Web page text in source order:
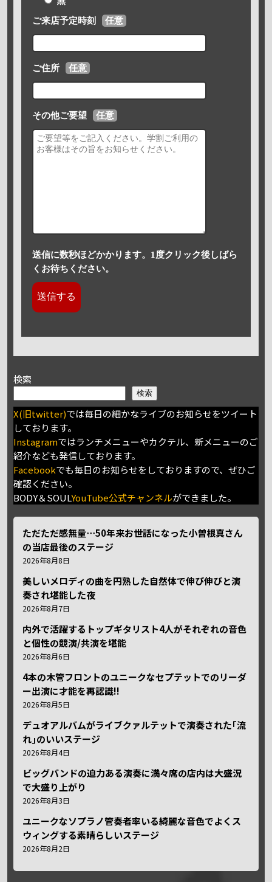
ご来店予定時刻 任意
ご住所 任意
その他ご要望 任意
送信に数秒ほどかかります。1度クリック後しばら
くお待ちください。
検索
検索
X(旧twitter)では毎日の細かなライブのお知らせをツイート
しております。
Instagramではランチメニューやカクテル、新メニューのご
紹介なども発信しております。
Facebookでも毎日のお知らせをしておりますので、ぜひご
確認ください。
BODY＆SOULYouTube公式チャンネルができました。
ただただ感無量⋯50年来お世話になった小曽根真さん
の当店最後のステージ
2026年8月8日
美しいメロディの曲を円熟した自然体で伸び伸びと演
奏され堪能した夜
2026年8月7日
内外で活躍するトップギタリスト4人がそれぞれの音色
と個性の競演/共演を堪能
2026年8月6日
4本の木管フロントのユニークなセプテットでのリーダ
ー出演に才能を再認識!!
2026年8月5日
デュオアルバムがライブクァルテットで演奏された｢流
れ｣のいいステージ
2026年8月4日
ビッグバンドの迫力ある演奏に満々席の店内は大盛況
で大盛り上がり
2026年8月3日
ユニークなソプラノ管奏者率いる綺麗な音色でよくス
ウィングする素晴らしいステージ
2026年8月2日